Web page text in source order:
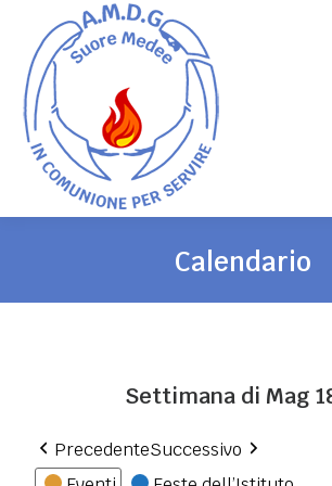
Calendario
Tu sei
Settimana di Mag
PrecedenteSuccessivo